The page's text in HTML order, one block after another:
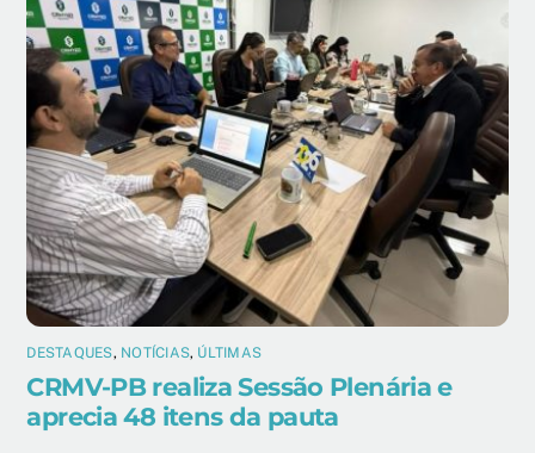
DESTAQUES, NOTÍCIAS, ÚLTIMAS
CRMV-PB realiza Sessão Plenária e
aprecia 48 itens da pauta